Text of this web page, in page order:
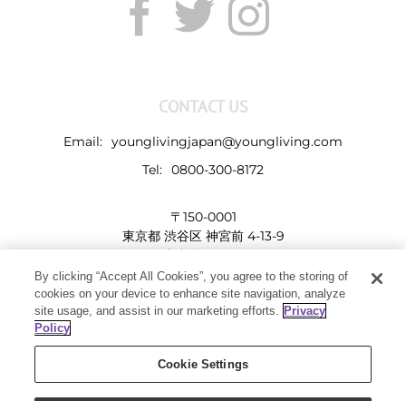
CONTACT US
Email: younglivingjapan@youngliving.com
Tel: 0800-300-8172
〒150-0001
東京都 渋谷区 神宮前 4-13-9
By clicking “Accept All Cookies”, you agree to the storing of
cookies on your device to enhance site navigation, analyze
site usage, and assist in our marketing efforts. Privacy
Policy
Cookie Settings